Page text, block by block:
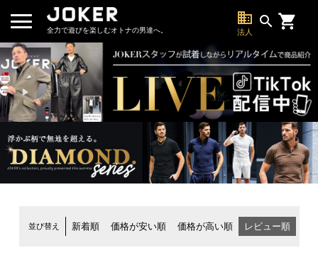
全力で遊びを楽しむオトナの男達へ。
business
法人
search
並び替え 新着順 価格が安い順 価格が高い順 レビュー順